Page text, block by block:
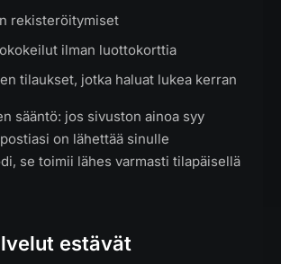
rekisteröitymiset
ilman luottokorttia
tilaukset, jotka haluat lukea kerran
sääntö: jos sivuston ainoa syy
on lähettää sinulle
se toimii lähes varmasti tilapäisellä
estävät